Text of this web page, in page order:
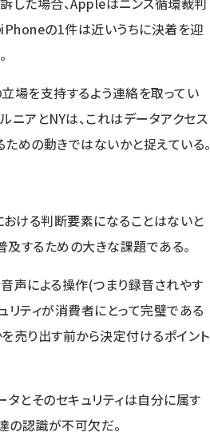
の1件は近いうちに決着を迎
場を支持するよう連絡を取ってい
ニアとNYは、これはデータアクセス
めの動きではないかと捉えている。
ける判断要素になることはないと
するための大きな課題である。
声による操作(つまり録音されやす
リティが消費者にとって完璧である
売り出す前から決定付けるポイント
とそのセキュリティは自分に属す
の認識が不可欠だ。